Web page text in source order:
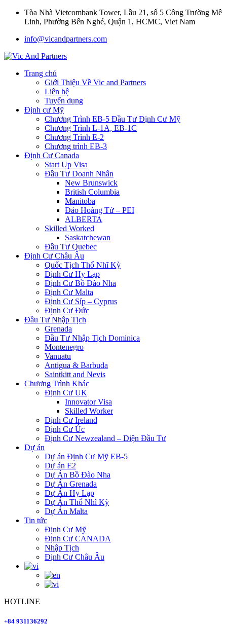
Tòa Nhà Vietcombank Tower, Lầu 21, số 5 Công Trường Mê
Linh, Phường Bến Nghé, Quận 1, HCMC, Viet Nam
info@vicandpartners.com
Trang chủ
Giới Thiệu Về Vic and Partners
Liên hệ
Tuyển dụng
Định cư Mỹ
Chương Trình EB-5 Đầu Tư Định Cư Mỹ
Chương Trình L-1A, EB-1C
Chương Trình E-2
Chương trình EB-3
Định Cư Canada
Start Up Visa
Đầu Tư Doanh Nhân
New Brunswick
British Columbia
Manitoba
Đảo Hoàng Tử – PEI
ALBERTA
Skilled Worked
Saskatchewan
Đầu Tư Quebec
Định Cư Châu Âu
Quốc Tịch Thổ Nhĩ Kỳ
Định Cư Hy Lạp
Định Cư Bồ Đào Nha
Định Cư Malta
Định Cư Síp – Cyprus
Định Cư Đức
Đầu Tư Nhập Tịch
Grenada
Đầu Tư Nhập Tịch Dominica
Montenegro
Vanuatu
Antigua & Barbuda
Saintkitt and Nevis
Chương Trình Khác
Định Cư UK
Innovator Visa
Skilled Worker
Định Cư Ireland
Định Cư Úc
Định Cư Newzealand – Diện Đầu Tư
Dự án
Dự án Định Cư Mỹ EB-5
Dự án E2
Dự Án Bồ Đào Nha
Dự Án Grenada
Dự Án Hy Lạp
Dự Án Thổ Nhĩ Kỳ
Dự Án Malta
Tin tức
Định Cư Mỹ
Định Cư CANADA
Nhập Tịch
Định Cư Châu Âu
HOTLINE
+84 931136292